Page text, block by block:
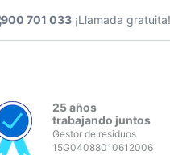
900 701 033 ¡Llamada gratuita!
25 años
trabajando juntos
Gestor de residuos
15G04088010612006